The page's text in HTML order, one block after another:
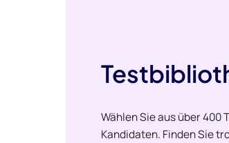
Wählen Sie aus über 400
Kandidaten. Finden Sie